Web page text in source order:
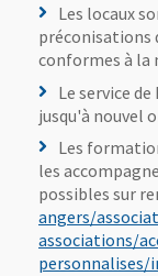
Les locaux
préconisations
conformes à la
Le service
jusqu'à nouvel
Les
les
possibles sur
angers/
associations/
personnalises/